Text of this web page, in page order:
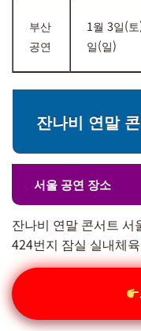
부산
공연
1월 3일(
일(일)
잔나비 연말
서울 공연 장소
잔나비 연말 콘서트 서
424번지 잠실 실내체